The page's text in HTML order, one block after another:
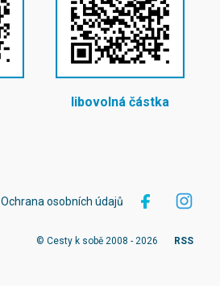
libovolná částka
Ochrana osobních údajů
© Cesty k sobě 2008 - 2026 RSS